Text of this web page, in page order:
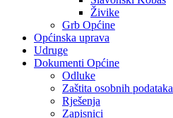
Živike
Grb Općine
Općinska uprava
Udruge
Dokumenti Općine
Odluke
Zaštita osobnih podataka
Rješenja
Zapisnici